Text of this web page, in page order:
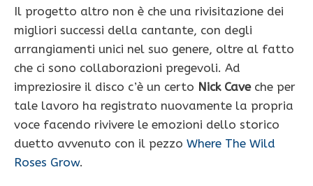
Il progetto altro non è che una rivisitazione dei
migliori successi della cantante, con degli
arrangiamenti unici nel suo genere, oltre al fatto
che ci sono collaborazioni pregevoli. Ad
impreziosire il disco c’è un certo Nick Caveche per
tale lavoro ha registrato nuovamente la propria
voce facendo rivivere le emozioni dello storico
duetto avvenuto con il pezzo Where The Wild
Roses Grow.